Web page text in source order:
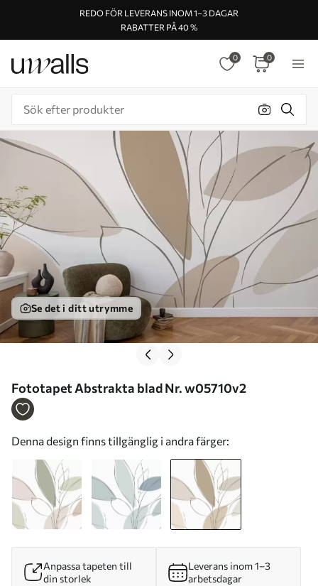
REDO FÖR LEVERANS INOM 1–3 DAGAR
RABATTER PÅ 40 %
0 0
Se det i ditt utrymme
Fototapet Abstrakta blad Nr. w05710v2
Denna design finns tillgänglig i andra färger:
Anpassa tapeten till
din storlek
Leverans inom 1–3
arbetsdagar